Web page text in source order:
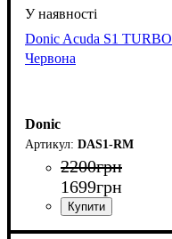
Donic Acuda S1 TURBO
Червона
Donic
DAS1-RM
2200грн
1699грн